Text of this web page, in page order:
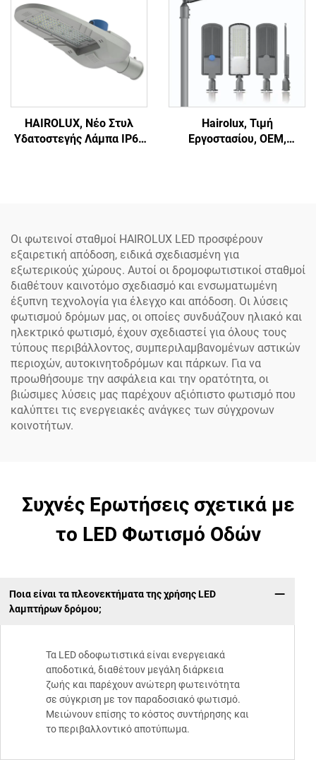
Εργοστασίου
HAIROLUX, Νέο Στυλ
Υδατοστεγής Λάμπα IP65
Hairolux, Τιμή
Εργοστασίου, OEM,
Οι φωτεινοί σταθμοί HAIROLUX LED προσφέρουν
εξαιρετική απόδοση, ειδικά σχεδιασμένη για
εξωτερικούς χώρους. Αυτοί οι δρομοφωτιστικοί σταθμοί
διαθέτουν καινοτόμο σχεδιασμό και ενσωματωμένη
έξυπνη τεχνολογία για έλεγχο και απόδοση. Οι λύσεις
φωτισμού δρόμων μας, οι οποίες συνδυάζουν ηλιακό και
ηλεκτρικό φωτισμό, έχουν σχεδιαστεί για όλους τους
τύπους περιβάλλοντος, συμπεριλαμβανομένων αστικών
περιοχών, αυτοκινητοδρόμων και πάρκων. Για να
προωθήσουμε την ασφάλεια και την ορατότητα, οι
βιώσιμες λύσεις μας παρέχουν αξιόπιστο φωτισμό που
καλύπτει τις ενεργειακές ανάγκες των σύγχρονων
κοινοτήτων.
Συχνές Ερωτήσεις σχετικά με
το LED Φωτισμό Οδών
Ποια είναι τα πλεονεκτήματα της χρήσης LED
λαμπτήρων δρόμου;
Τα LED οδοφωτιστικά είναι ενεργειακά
αποδοτικά, διαθέτουν μεγάλη διάρκεια
ζωής και παρέχουν ανώτερη φωτεινότητα
σε σύγκριση με τον παραδοσιακό φωτισμό.
Μειώνουν επίσης το κόστος συντήρησης και
το περιβαλλοντικό αποτύπωμα.